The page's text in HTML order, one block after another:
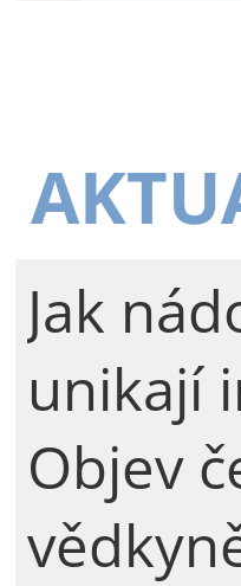
Jak
unikají
Objev